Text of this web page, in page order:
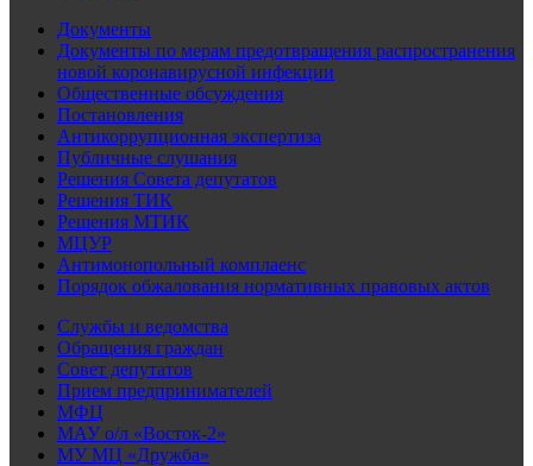
Документы
Документы по мерам предотвращения распространения
новой коронавирусной инфекции
Общественные обсуждения
Постановления
Антикоррупционная экспертиза
Публичные слушания
Решения Совета депутатов
Решения ТИК
Решения МТИК
МЦУР
Антимонопольный комплаенс
Порядок обжалования нормативных правовых актов
Службы и ведомства
Обращения граждан
Совет депутатов
Прием предпринимателей
МФЦ
МАУ о/л «Восток-2»
МУ МЦ «Дружба»